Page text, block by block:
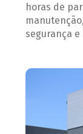
horas de
segurança